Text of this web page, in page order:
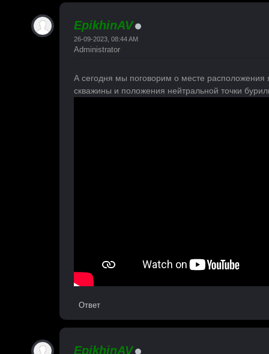
EpikhinAV
26-09-2023, 08:44 AM
Administrator
А сегодня мы поговорим о месте
скважины и положения нейтральной точки
Ответ
EpikhinAV